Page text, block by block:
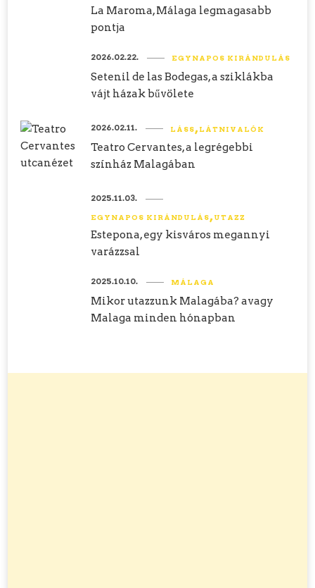
La Maroma, Málaga legmagasabb
pontja
EGYNAPOS KIRÁNDULÁS
Setenil de las Bodegas, a sziklákba
vájt házak bűvölete
2026.02.22.
LÁSS LÁTNIVALÓK
Teatro Cervantes, a legrégebbi
színház Malagában
2026.02.11.
EGYNAPOS KIRÁNDULÁS UTAZZ
Estepona, egy kisváros megannyi
varázzsal
2025.11.03.
MÁLAGA
Mikor utazzunk Malagába? avagy
Malaga minden hónapban
2025.10.10.